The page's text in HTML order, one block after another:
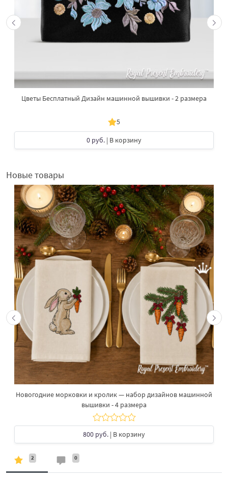
Цветы Бесплатный Дизайн машинной вышивки - 2 размера
5
0 руб. | В корзину
Новые товары
Новогодние морковки и кролик — набор дизайнов машинной
вышивки - 4 размера
800 руб. | В корзину
2 0